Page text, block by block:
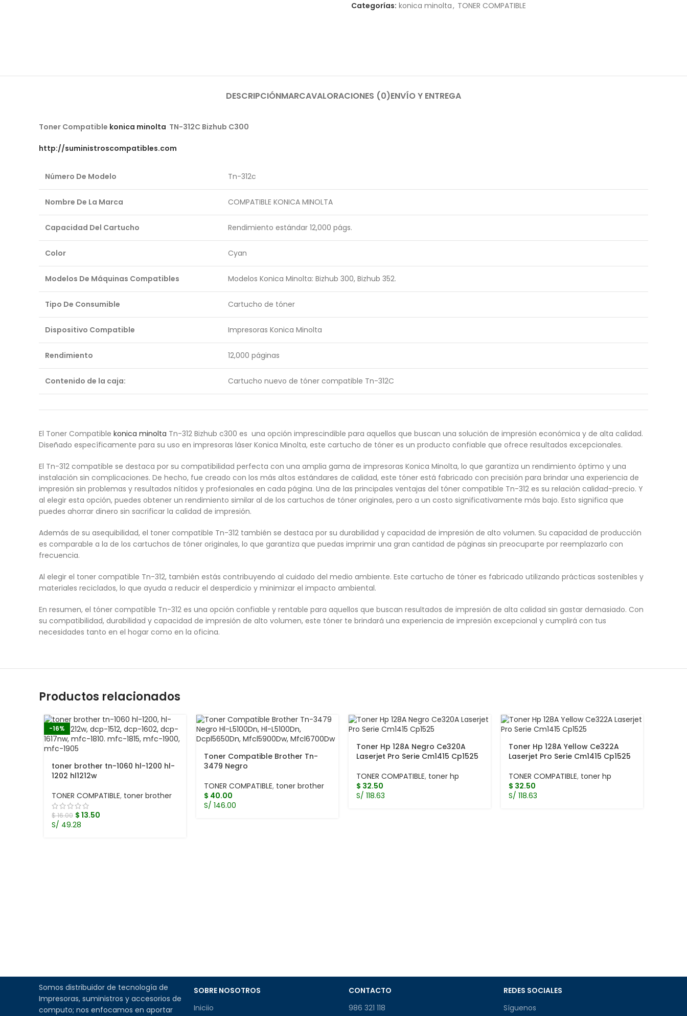
Categorías: konica minolta, TONER COMPATIBLE
DESCRIPCIÓNMARCAVALORACIONES (0)ENVÍO Y ENTREGA
Toner Compatible konica minolta TN-312C Bizhub C300
http://suministroscompatibles.com
Número De Modelo Tn-312c
Nombre De La Marca COMPATIBLE KONICA MINOLTA
Capacidad Del Cartucho Rendimiento estándar 12,000 págs.
Color Cyan
Modelos De Máquinas Compatibles Modelos Konica Minolta: Bizhub 300, Bizhub 352.
Tipo De Consumible Cartucho de tóner
Dispositivo Compatible Impresoras Konica Minolta
Rendimiento 12,000 páginas
Contenido de la caja: Cartucho nuevo de tóner compatible Tn-312C
El Toner Compatible konica minolta Tn-312 Bizhub c300 es una opción imprescindible para aquellos que buscan una solución de impresión económica y de alta calidad.
Diseñado específicamente para su uso en impresoras láser Konica Minolta, este cartucho de tóner es un producto confiable que ofrece resultados excepcionales.
El Tn-312 compatible se destaca por su compatibilidad perfecta con una amplia gama de impresoras Konica Minolta, lo que garantiza un rendimiento óptimo y una
instalación sin complicaciones. De hecho, fue creado con los más altos estándares de calidad, este tóner está fabricado con precisión para brindar una experiencia de
impresión sin problemas y resultados nítidos y profesionales en cada página. Una de las principales ventajas del tóner compatible Tn-312 es su relación calidad-precio. Y
al elegir esta opción, puedes obtener un rendimiento similar al de los cartuchos de tóner originales, pero a un costo significativamente más bajo. Esto significa que
puedes ahorrar dinero sin sacrificar la calidad de impresión.
Además de su asequibilidad, el toner compatible Tn-312 también se destaca por su durabilidad y capacidad de impresión de alto volumen. Su capacidad de producción
es comparable a la de los cartuchos de tóner originales, lo que garantiza que puedas imprimir una gran cantidad de páginas sin preocuparte por reemplazarlo con
frecuencia.
Al elegir el toner compatible Tn-312, también estás contribuyendo al cuidado del medio ambiente. Este cartucho de tóner es fabricado utilizando prácticas sostenibles y
materiales reciclados, lo que ayuda a reducir el desperdicio y minimizar el impacto ambiental.
En resumen, el tóner compatible Tn-312 es una opción confiable y rentable para aquellos que buscan resultados de impresión de alta calidad sin gastar demasiado. Con
su compatibilidad, durabilidad y capacidad de impresión de alto volumen, este tóner te brindará una experiencia de impresión excepcional y cumplirá con tus
necesidades tanto en el hogar como en la oficina.
Productos relacionados
-16%
toner brother tn-1060 hl-1200 hl-
1202 hl1212w
TONER COMPATIBLE, toner brother
$16.00 $ 13.50
S/ 49.28
Toner Compatible Brother Tn-
3479 Negro
TONER COMPATIBLE, toner brother
$ 40.00
S/ 146.00
Toner Hp 128A Negro Ce320A
Laserjet Pro Serie Cm1415 Cp1525
TONER COMPATIBLE, toner hp
$ 32.50
S/ 118.63
Toner Hp 128A Yellow Ce322A
Laserjet Pro Serie Cm1415 Cp1525
TONER COMPATIBLE, toner hp
$ 32.50
S/ 118.63
Somos distribuidor de tecnología de
Impresoras, suministros y accesorios de
computo; nos enfocamos en aportar
SOBRE NOSOTROS
Iniciio
CONTACTO
986 321 118
REDES SOCIALES
Síguenos